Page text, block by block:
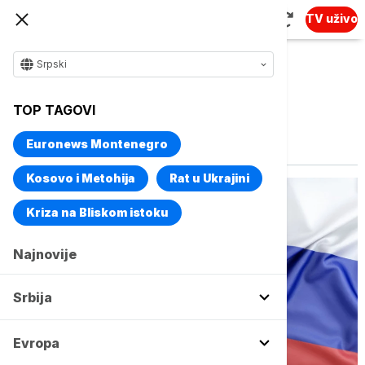
TV uživo
Srpski
TOP TAGOVI
Euronews Montenegro
Kosovo i Metohija Rat u Ukrajini
Kriza na Bliskom istoku
Najnovije
Srbija
Evropa
Vise o temi
Severni tok 2